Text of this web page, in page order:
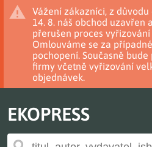
Vážení zákazníci, z
14. 8. náš obchod uzavřen
přerušen proces
Omlouváme se za
pochopení. Současně
firmy včetně vyřizování
objednávek.
EKOPRESS